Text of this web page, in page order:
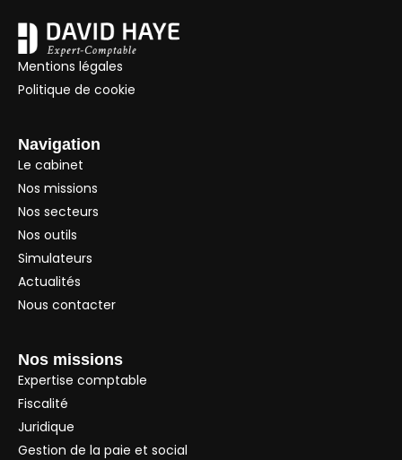
Mentions légales
Politique de cookie
Navigation
Le cabinet
Nos missions
Nos secteurs
Nos outils
Simulateurs
Actualités
Nous contacter
Nos missions
Expertise comptable
Fiscalité
Juridique
Gestion de la paie et social